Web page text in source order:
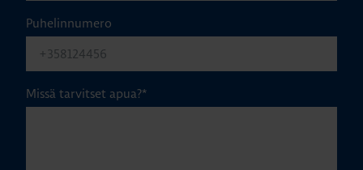
Puhelinnumero
Missä tarvitset apua?*